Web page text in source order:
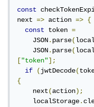
const
next => action =>
{
const
token =
    JSON
.parse(
    JSON
.parse(
["token"];
if
(jwtDecode(
{
    next
(action);
    localStorage
.